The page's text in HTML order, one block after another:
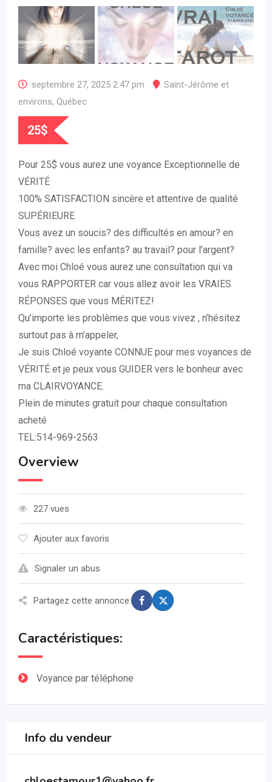
septembre 27, 2025 2:47 pm
Saint-Jérôme et
environs, Québec
25$
Pour 25$ vous aurez une voyance Exceptionnelle de
VÉRITÉ
100% SATISFACTION sincère et attentive de qualité
SUPÉRIEURE
Vous avez un soucis? des difficultés en amour? en
famille? avec les enfants? au travail? pour l’argent?
Avec moi Chloé vous aurez une consultation qui va
vous RAPPORTER car vous allez avoir les VRAIES
RÉPONSES que vous MÉRITEZ!
Qu’importe les problèmes que vous vivez , n’hésitez
surtout pas à m’appeler,
Je suis Chloé voyante CONNUE pour mes voyances de
VÉRITÉ et je peux vous GUIDER vers le bonheur avec
ma CLAIRVOYANCE.
Plein de minutes gratuit pour chaque consultation
acheté
TEL:514-969-2563
Overview
227 vues
Ajouter aux favoris
Signaler un abus
Partagez cette annonce:
Caractéristiques:
Voyance par téléphone
Info du vendeur